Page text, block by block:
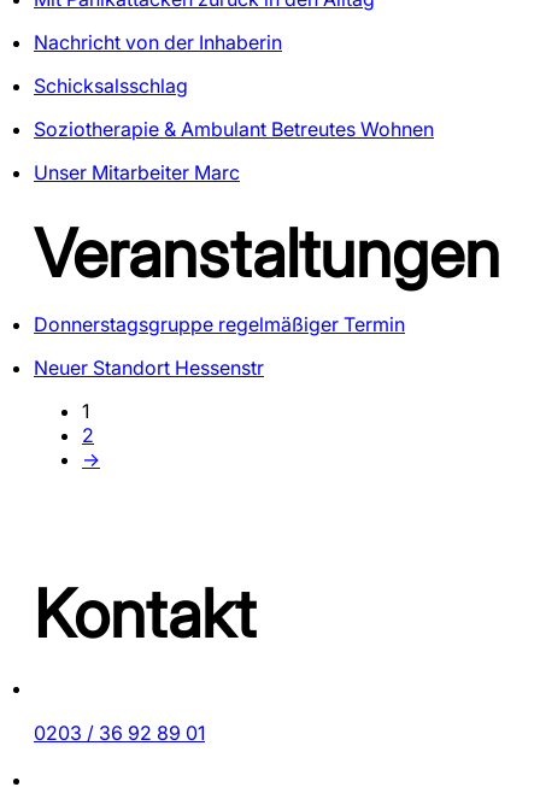
Nachricht von der Inhaberin
Schicksalsschlag
Soziotherapie & Ambulant Betreutes Wohnen
Unser Mitarbeiter Marc
Veranstaltungen
Donnerstagsgruppe regelmäßiger Termin
Neuer Standort Hessenstr
1
2
→
Kontakt
0203 / 36 92 89 01